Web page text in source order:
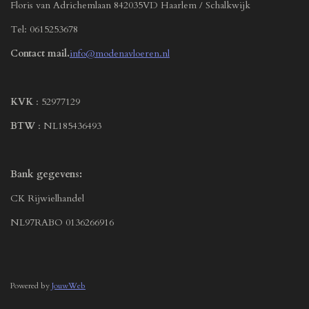
Floris van Adrichemlaan 842035VD Haarlem / Schalkwijk
Tel: 0615253678
Contact mail.info@modenavloeren.nl
KVK : 52977129
BTW : NL185436493
Bank gegevens:
CK Rijwielhandel
NL97RABO 0136266916
Powered byJouwWeb